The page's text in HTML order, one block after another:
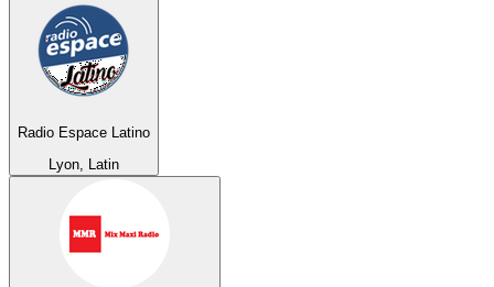
Radio Espace Latino
Lyon, Latin